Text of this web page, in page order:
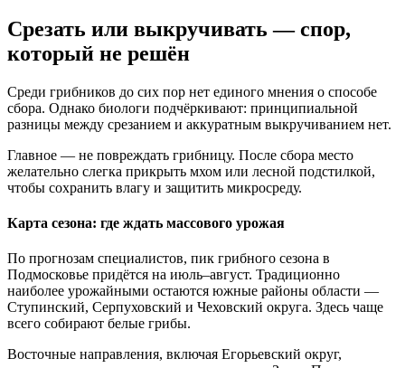
Срезать или выкручивать — спор,
который не решён
Среди грибников до сих пор нет единого мнения о способе
сбора. Однако биологи подчёркивают: принципиальной
разницы между срезанием и аккуратным выкручиванием нет.
Главное — не повреждать грибницу. После сбора место
желательно слегка прикрыть мхом или лесной подстилкой,
чтобы сохранить влагу и защитить микросреду.
Карта сезона: где ждать массового урожая
По прогнозам специалистов, пик грибного сезона в
Подмосковье придётся на июль–август. Традиционно
наиболее урожайными остаются южные районы области —
Ступинский, Серпуховский и Чеховский округа. Здесь чаще
всего собирают белые грибы.
Восточные направления, включая Егорьевский округ,